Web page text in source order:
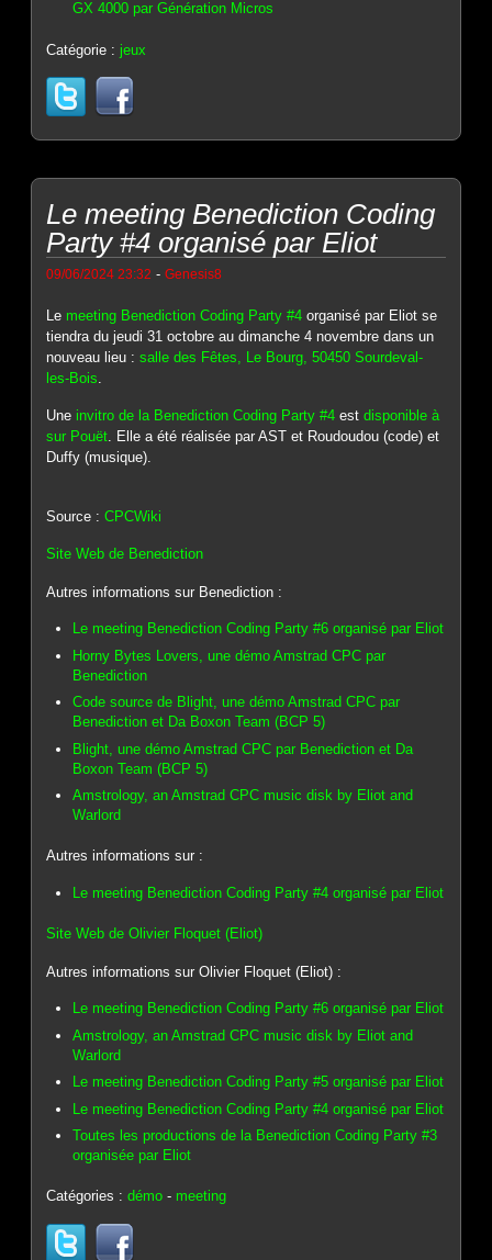
GX 4000 par Génération Micros
Catégorie :jeux
Le meeting Benediction Coding
Party #4 organisé par Eliot
09/06/2024 23:32 -Genesis8
Le meeting Benediction Coding Party #4 organisé par Eliot se
tiendra du jeudi 31 octobre au dimanche 4 novembre dans un
nouveau lieu :salle des Fêtes, Le Bourg, 50450 Sourdeval-
les-Bois
Uneinvitro de la Benediction Coding Party #4 estdisponible à
sur Pouët. Elle a été réalisée par AST et Roudoudou (code) et
Duffy (musique).
Source :CPCWiki
Site Web de Benediction
Autres informations sur Benediction :
Le meeting Benediction Coding Party #6 organisé par Eliot
Horny Bytes Lovers, une démo Amstrad CPC par
Benediction
Code source de Blight, une démo Amstrad CPC par
Benediction et Da Boxon Team (BCP 5)
Blight, une démo Amstrad CPC par Benediction et Da
Boxon Team (BCP 5)
Amstrology, an Amstrad CPC music disk by Eliot and
Warlord
Autres informations sur :
Le meeting Benediction Coding Party #4 organisé par Eliot
Site Web de Olivier Floquet (Eliot)
Autres informations sur Olivier Floquet (Eliot) :
Le meeting Benediction Coding Party #6 organisé par Eliot
Amstrology, an Amstrad CPC music disk by Eliot and
Warlord
Le meeting Benediction Coding Party #5 organisé par Eliot
Le meeting Benediction Coding Party #4 organisé par Eliot
Toutes les productions de la Benediction Coding Party #3
organisée par Eliot
Catégories :démo - meeting